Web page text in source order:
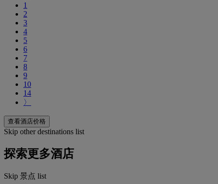
1
2
3
4
5
6
7
8
9
10
14
〉
查看酒店价格
Skip other destinations list
探索更多酒店
Skip 景点 list